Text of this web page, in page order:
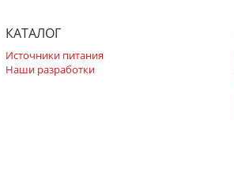
КАТАЛОГ
Источники питания
Наши разработки